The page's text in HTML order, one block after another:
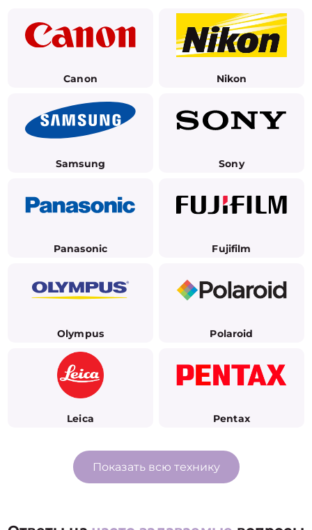
Canon Nikon
Samsung Sony
Panasonic Fujifilm
Olympus Polaroid
Leica Pentax
Показать всю технику